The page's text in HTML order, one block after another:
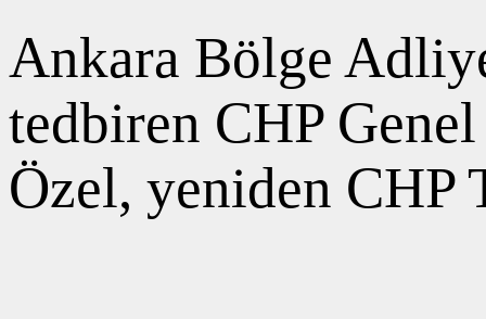
Ankara Bölge
tedbiren CHP
Özel, yeniden